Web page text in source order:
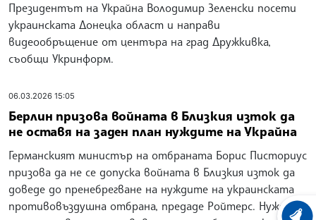
Президентът на Украйна Володимир Зеленски посети
украинската Донецка област и направи
видеообръщение от центъра на град Дружкивка,
съобщи Укринформ.
06.03.2026 15:05
Берлин призова войната в Близкия изток да
не оставя на заден план нуждите на Украйна
Германският министър на отбраната Борис Писториус
призова да не се допуска войната в Близкия изток да
доведе до пренебрегване на нуждите на украинската
противовъздушна отбрана, предаде Ройтерс. Нуждата